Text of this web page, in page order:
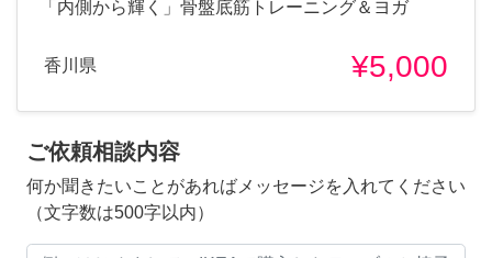
「内側から輝く」骨盤底筋トレーニング＆ヨガ
香川県 ¥5,000
ご依頼相談内容
何か聞きたいことがあればメッセージを入れてください
（文字数は500字以内）